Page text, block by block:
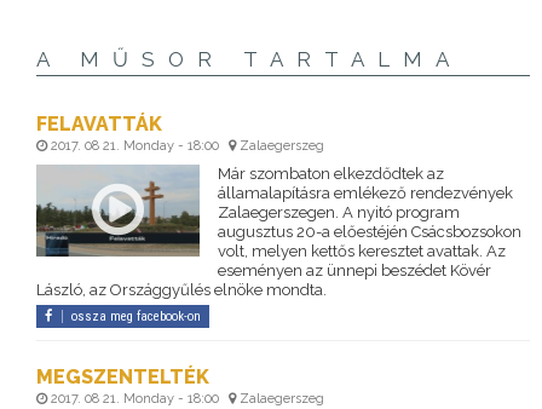
A MŰSOR TARTALMA
FELAVATTÁK
2017. 08 21. Monday - 18:00 Zalaegerszeg
Már szombaton elkezdődtek az
államalapításra emlékező rendezvények
Zalaegerszegen. A nyitó program
augusztus 20-a előestéjén Csácsbozsokon
volt, melyen kettős keresztet avattak. Az
eseményen az ünnepi beszédet Kövér
László, az Országgyűlés elnöke mondta.
ossza meg facebook-on
MEGSZENTELTÉK
2017. 08 21. Monday - 18:00 Zalaegerszeg